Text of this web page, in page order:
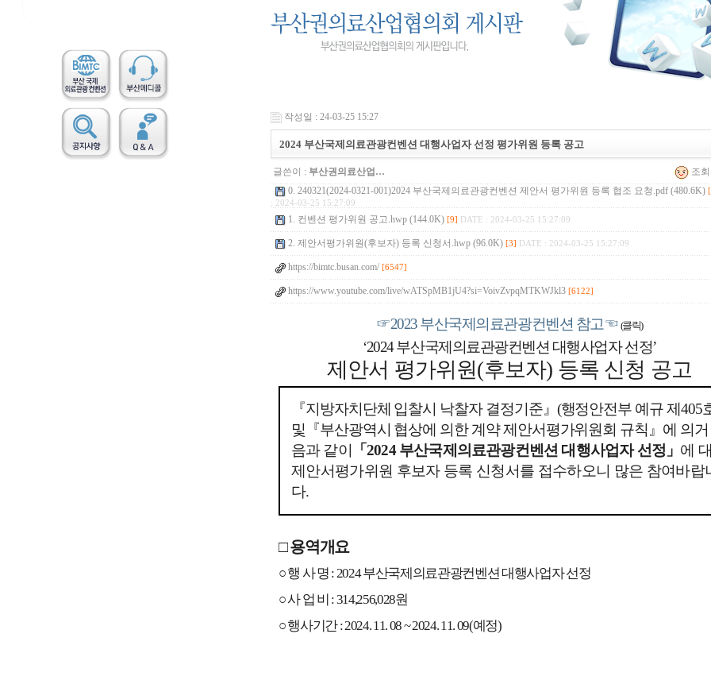
작성일 : 24-03-25 15:27
2024 부산국제의료관광컨벤션 대행사업자 선정 평가위원 등록 공고
글쓴이 : 부산권의료산업…
조
0. 240321(2024-0321-001)2024 부산국제의료관광컨벤션 제안서 평가위원 등록 협조 요청.pdf (480.6K)
: 2024-03-25 15:27:09
1. 컨벤션 평가위원 공고.hwp (144.0K) [9] DATE : 2024-03-25 15:27:09
2. 제안서평가위원(후보자) 등록 신청서.hwp (96.0K) [3] DATE : 2024-03-25 15:27:09
https://bimtc.busan.com/ [6547]
https://www.youtube.com/live/wATSpMB1jU4?si=VoivZvpqMTKWJkl3 [6122]
☞2023 부산국제의료관광컨벤션 참고☜ (클릭)
‘2024부산국제의료관광컨벤션 대행사업자 선정’
제안서 평가위원 (후보자) 등록 신청 공고
『지방자치단체 입찰시 낙찰자 결정기준』 (행정안전부 예규 제405
및 『부산광역시 협상에 의한 계약 제안서평가위원회 규칙 』 에 의
음과 같이 「2024부산국제의료관광컨벤션 대행사업자 선정 」 에
제안서평가위원 후보자 등록 신청서를 접수하오니 많은 참여바랍
다.
□용역개요
○행 사 명 : 2024부산국제의료관광컨벤션 대행사업자 선정
○사 업 비 : 314,256,028원
○행사기간: 2024. 11. 08 ~ 2024. 11. 09(예정)